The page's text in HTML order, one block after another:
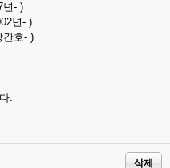
년- )
년- )
간호- )
.
삭제